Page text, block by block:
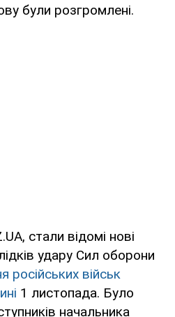
були розгромлені.
стали відомі нові
удару Сил оборони
російських військ
1 листопада. Було
начальника